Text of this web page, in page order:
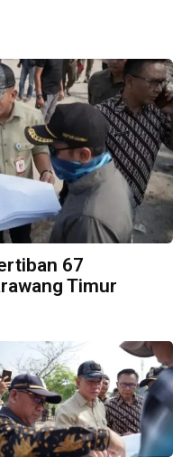
67
Timur